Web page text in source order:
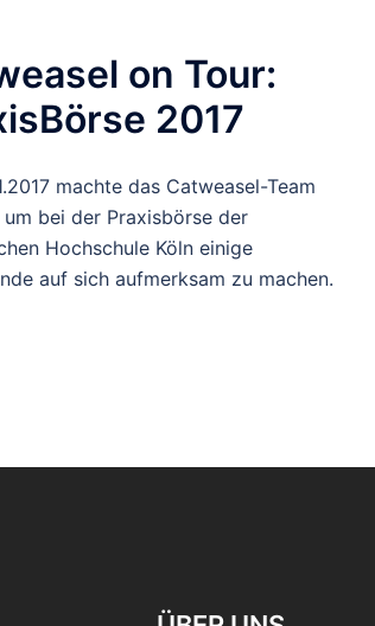
on Tour:
2017
machte das Catweasel-Team
um bei der Praxisbörse der
Hochschule Köln einige
auf sich aufmerksam zu machen.